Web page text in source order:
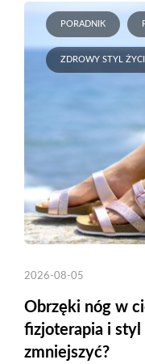
PORADNIK
ZDROWY STYL
2026-08-05
Obrzęki nóg w
fizjoterapia i styl
zmniejszyć?